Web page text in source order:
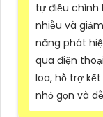
tự điều chỉnh
nhiễu và
năng phát
qua điện
loa, hỗ trợ
nhỏ gọn và